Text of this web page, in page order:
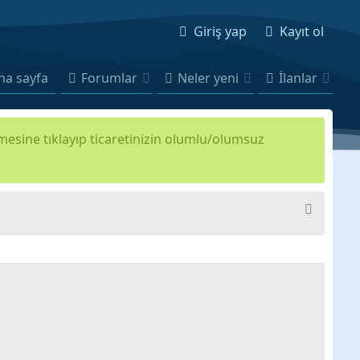
Giriş yap Kayıt ol
sayfa Forumlar Neler yeni İlanlar
tıklayıp ticaretinizin olumlu/olumsuz